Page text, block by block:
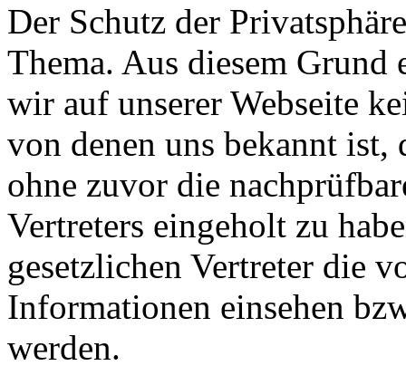
Der Schutz der
Thema. Aus diesem Grund
wir auf unserer Webseite
von denen uns bekannt ist,
ohne zuvor die
Vertreters eingeholt zu
gesetzlichen Vertreter die
Informationen einsehen
werden.